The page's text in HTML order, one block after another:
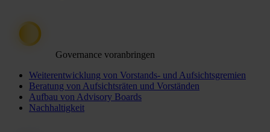
Governance voranbringen
Weiterentwicklung von Vorstands- und Aufsichtsgremien
Beratung von Aufsichtsräten und Vorständen
Aufbau von Advisory Boards
Nachhaltigkeit